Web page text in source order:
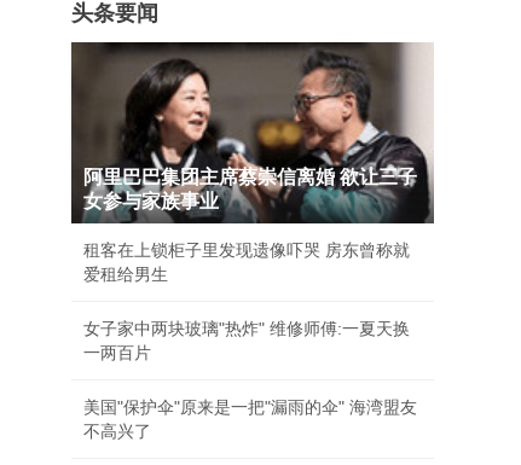
头条要闻
阿里巴巴集团主席蔡崇信离婚 欲让三子
女参与家族事业
租客在上锁柜子里发现遗像吓哭 房东曾称就
爱租给男生
女子家中两块玻璃"热炸" 维修师傅:一夏天换
一两百片
美国"保护伞"原来是一把"漏雨的伞" 海湾盟友
不高兴了